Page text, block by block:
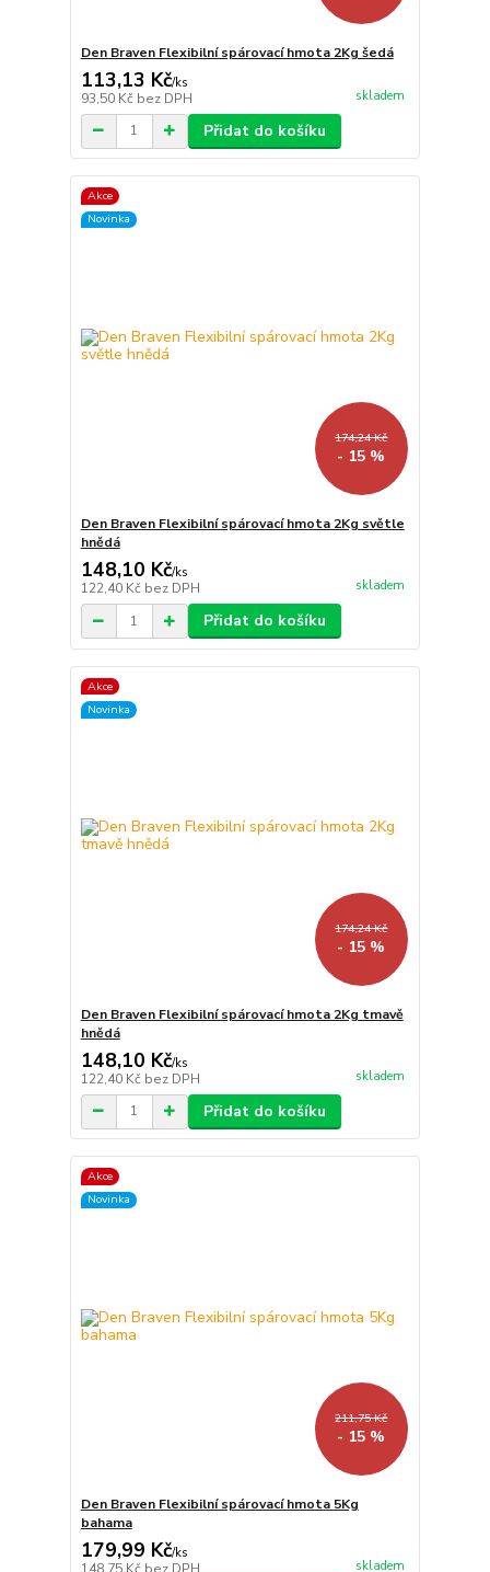
Den Braven Flexibilní spárovací hmota 2Kg šedá
113,13 Kč/ks
93,50 Kč bez DPH skladem
Přidat do košíku
Akce
Novinka
174,24 Kč
- 15 %
Den Braven Flexibilní spárovací hmota 2Kg světle
hnědá
148,10 Kč/ks
122,40 Kč bez DPH skladem
Přidat do košíku
Akce
Novinka
174,24 Kč
- 15 %
Den Braven Flexibilní spárovací hmota 2Kg tmavě
hnědá
148,10 Kč/ks
122,40 Kč bez DPH skladem
Přidat do košíku
Akce
Novinka
211,75 Kč
- 15 %
Den Braven Flexibilní spárovací hmota 5Kg
bahama
179,99 Kč/ks
skladem